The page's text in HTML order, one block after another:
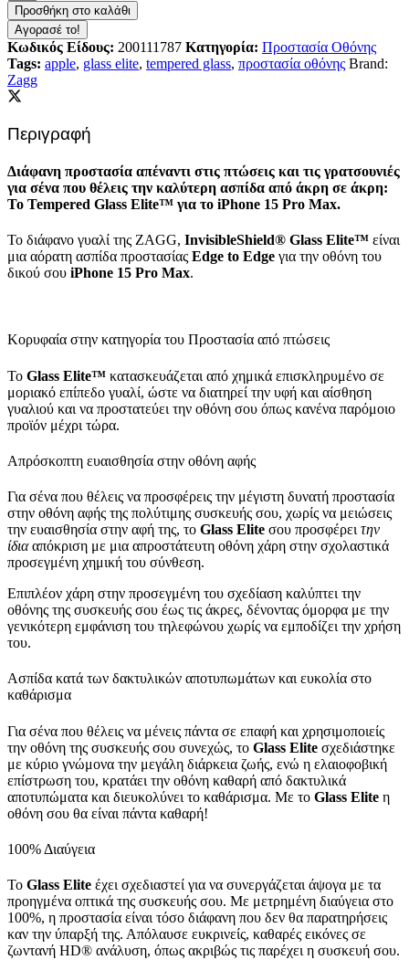
Προσθήκη στο καλάθι
Αγορασέ το!
Κωδικός Είδους: 200111787 Κατηγορία: Προστασία Οθόνης
Tags: apple, glass elite, tempered glass, προστασία οθόνης Brand:
Zagg
Περιγραφή
Διάφανη προστασία απέναντι στις πτώσεις και τις γρατσουνιές
για σένα που θέλεις την καλύτερη ασπίδα από άκρη σε άκρη:
Το Tempered Glass Elite™ για το iPhone 15 Pro Max.
Το διάφανο γυαλί της ZAGG, InvisibleShield® Glass Elite™ είναι
μια αόρατη ασπίδα προστασίας Edge to Edge για την οθόνη του
δικού σου iPhone 15 Pro Max.
Κορυφαία στην κατηγορία του Προστασία από πτώσεις
Το Glass Elite™ κατασκευάζεται από χημικά επισκληρυμένο σε
μοριακό επίπεδο γυαλί, ώστε να διατηρεί την υφή και αίσθηση
γυαλιού και να προστατεύει την οθόνη σου όπως κανένα παρόμοιο
προϊόν μέχρι τώρα.
Απρόσκοπτη ευαισθησία στην οθόνη αφής
Για σένα που θέλεις να προσφέρεις την μέγιστη δυνατή προστασία
στην οθόνη αφής της πολύτιμης συσκευής σου, χωρίς να μειώσεις
την ευαισθησία στην αφή της, το Glass Elite σου προσφέρει την
ίδιααπόκριση με μια απροστάτευτη οθόνη χάρη στην σχολαστικά
προσεγμένη χημική του σύνθεση.
Επιπλέον χάρη στην προσεγμένη του σχεδίαση καλύπτει την
οθόνης της συσκευής σου έως τις άκρες, δένοντας όμορφα με την
γενικότερη εμφάνιση του τηλεφώνου χωρίς να εμποδίζει την χρήση
του.
Ασπίδα κατά των δακτυλικών αποτυπωμάτων και ευκολία στο
καθάρισμα
Για σένα που θέλεις να μένεις πάντα σε επαφή και χρησιμοποιείς
την οθόνη της συσκευής σου συνεχώς, το Glass Elite σχεδιάστηκε
με κύριο γνώμονα την μεγάλη διάρκεια ζωής, ενώ η ελαιοφοβική
επίστρωση του, κρατάει την οθόνη καθαρή από δακτυλικά
αποτυπώματα και διευκολύνει το καθάρισμα. Με το Glass Elite η
οθόνη σου θα είναι πάντα καθαρή!
100% Διαύγεια
Το Glass Elite έχει σχεδιαστεί για να συνεργάζεται άψογα με τα
προηγμένα οπτικά της συσκευής σου. Με μετρημένη διαύγεια στο
100%, η προστασία είναι τόσο διάφανη που δεν θα παρατηρήσεις
καν την ύπαρξή της. Απόλαυσε ευκρινείς, καθαρές εικόνες σε
ζωντανή HD® ανάλυση, όπως ακριβώς τις παρέχει η συσκευή σου.